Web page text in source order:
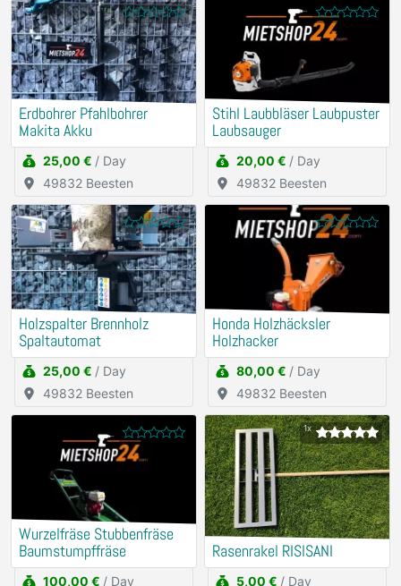
Erdbohrer Pfahlbohrer
Makita Akku
25,00 € / Day
49832 Beesten
Stihl Laubbläser Laubpuster
Laubsauger
20,00 € / Day
49832 Beesten
Holzspalter Brennholz
Spaltautomat
25,00 € / Day
49832 Beesten
Honda Holzhäcksler
Holzhacker
80,00 € / Day
49832 Beesten
Wurzelfräse Stubbenfräse
Baumstumpffräse
100,00 € / Day
1x
Rasenrakel RISISANI
5,00 € / Day